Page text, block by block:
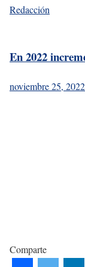
Redacción
En 2022
noviembre 25, 2022
Comparte